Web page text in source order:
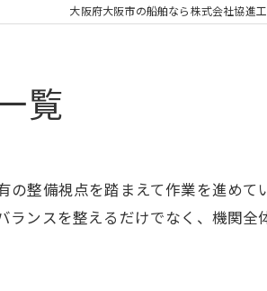
大阪府大阪市の船舶なら株式会社協進
覧
整備視点を踏まえて作業を進めて
ンスを整えるだけでなく、機関全